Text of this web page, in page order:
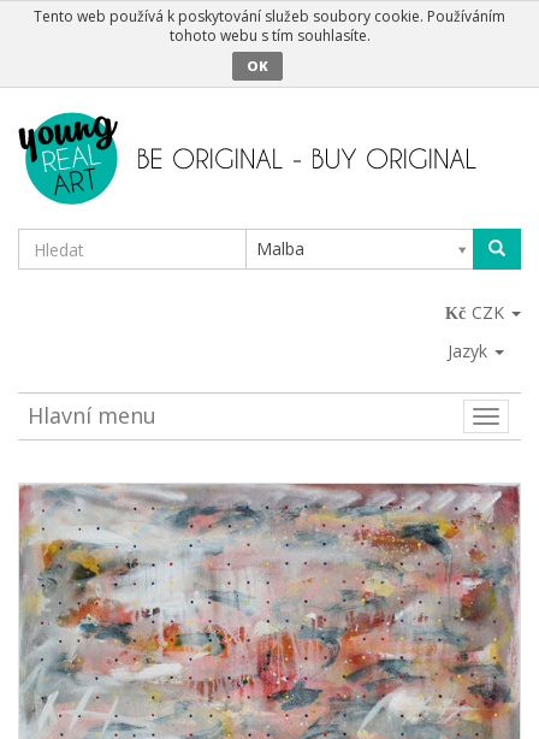
Tento web používá k poskytování služeb soubory cookie. Používáním
tohoto webu s tím souhlasíte.
OK
Malba
CZK
Jazyk
Toggle
Hlavní menu